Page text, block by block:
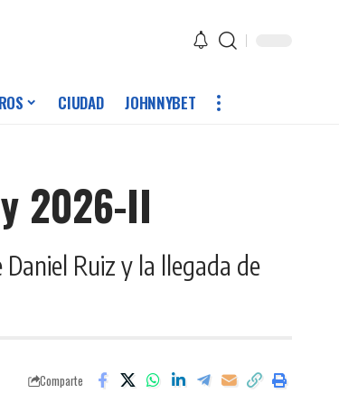
CIUDAD JOHNNYBET
2026-II
Ruiz y la llegada de
Comparte